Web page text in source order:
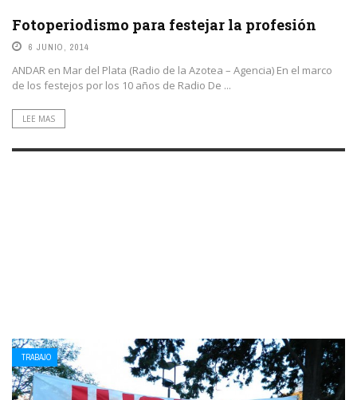
Fotoperiodismo para festejar la profesión
6 JUNIO, 2014
ANDAR en Mar del Plata (Radio de la Azotea – Agencia) En el marco
de los festejos por los 10 años de Radio De ...
LEE MAS
TRABAJO